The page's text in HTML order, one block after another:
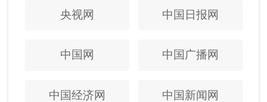
央视网 中国日报网
中国网 中国广播网
中国经济网 中国新闻网